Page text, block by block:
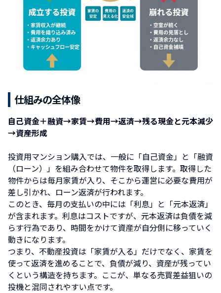
仕組みの全体像
自己資金＋融資→家賃→費用→返済→残る現金と元本減少
→資産形成
投資用マンション購入では、一般に「自己資金」と「融資
（ローン）」を組み合わせて物件を取得します。取得した
物件からは毎月家賃が入り、そこから運営に必要な費用が
差し引かれ、ローン返済が行われます。
このとき、毎月の支払いの中には「利息」と「元本返済」
が含まれます。利息はコストですが、元本返済は負債を減
らす行為であり、時間をかけて資産が自分側に移っていく
動きになります。
つまり、不動産投資は「家賃が入る」だけでなく、家賃を
使って返済を進めることで、負債が減り、資産が残ってい
くという構造を持ちます。ここが、単なる売買差益狙いの
投機と混同されやすい点です。